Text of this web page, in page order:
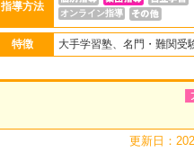
指導方法
オンライン指導
特徴 大手学習塾、名門・難関受
更新日：